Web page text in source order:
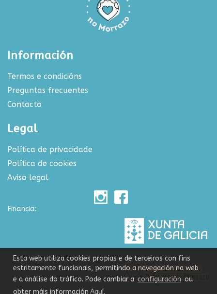
Información
Termos e condicións
Preguntas frecuentes
Contacto
Legal
Política de privacidade
Política de cookies
Aviso legal
Financia:
Colabora:
Esta web utiliza cookies propias e de terceiros con fins
estritamente funcionais, permitindo a navegación na web
e a análise do tráfico. Pode cambiar a configuración ou
obter máis información Aquí.